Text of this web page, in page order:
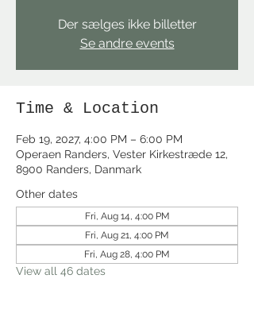
Der sælges ikke billetter
Se andre events
Time & Location
Feb 19, 2027, 4:00 PM – 6:00 PM
Operaen Randers, Vester Kirkestræde 12,
8900 Randers, Danmark
Other dates
Fri, Aug 14, 4:00 PM
Fri, Aug 21, 4:00 PM
Fri, Aug 28, 4:00 PM
View all 46 dates